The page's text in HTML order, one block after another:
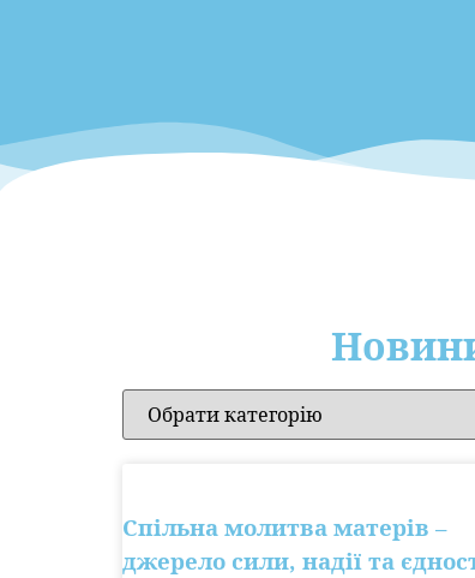
Спільна молитва матерів –
джерело сили, надії та